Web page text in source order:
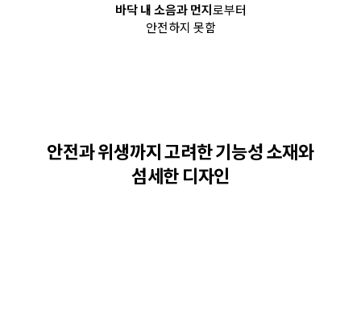
바닥 내 소음과 먼지 로부터
안전하지 못함
안전과 위생까지 고려한기능성 소재와
섬세한 디자인